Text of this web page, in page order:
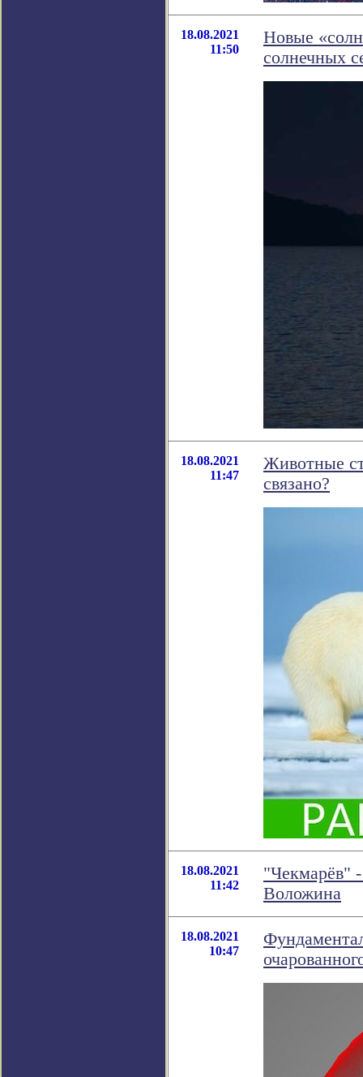
18.08.2021
11:50
Новые
солнечных
18.08.2021
11:47
Животные
связано?
18.08.2021
11:42
"Чекмарёв"
Воложина
18.08.2021
10:47